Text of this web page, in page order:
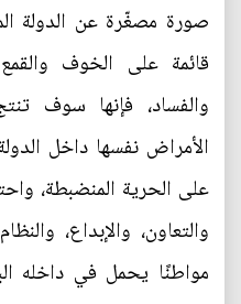
صورة مصغّرة عن الدولة
قائمة على الخوف والقمع
والفساد، فإنها سوف
الأمراض نفسها داخل
على الحرية المنضبطة،
والتعاون، والإبداع،
مواطنًا يحمل في داخله